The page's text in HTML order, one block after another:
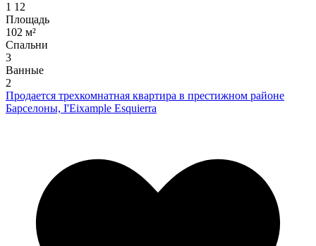
1 12
Площадь
102 м²
Спальни
3
Ванные
2
Продается трехкомнатная квартира в престижном районе
Барселоны, I'Eixample Esquierra